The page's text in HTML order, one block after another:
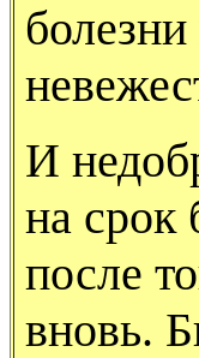
И
на
после
вновь.